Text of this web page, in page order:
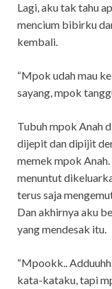
Lagi, aku tak tahu
mencium bibirku
kembali.
“Mpok udah mau
sayang, mpok
Tubuh mpok Anah
dijepit dan dipijit
memek mpok
menuntut
terus saja
Dan akhirnya aku
yang mendesak itu.
“Mpookk..
kata-kataku, tapi